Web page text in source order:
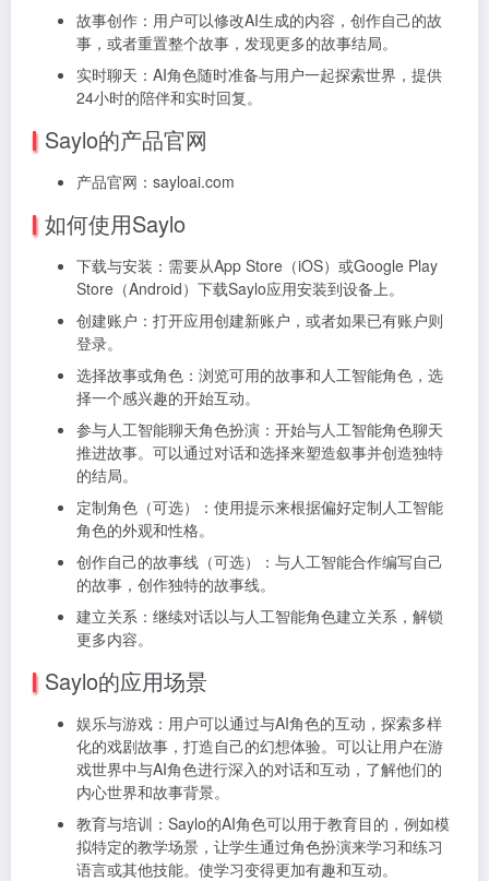
故事创作：用户可以修改AI生成的内容，创作自己的故
事，或者重置整个故事，发现更多的故事结局。
实时聊天：AI角色随时准备与用户一起探索世界，提供
24小时的陪伴和实时回复。
Saylo的产品官网
产品官网：sayloai.com
如何使用Saylo
下载与安装：需要从App Store（iOS）或Google Play
Store（Android）下载Saylo应用安装到设备上。
创建账户：打开应用创建新账户，或者如果已有账户则
登录。
选择故事或角色：浏览可用的故事和人工智能角色，选
择一个感兴趣的开始互动。
参与人工智能聊天角色扮演：开始与人工智能角色聊天
推进故事。可以通过对话和选择来塑造叙事并创造独特
的结局。
定制角色（可选）：使用提示来根据偏好定制人工智能
角色的外观和性格。
创作自己的故事线（可选）：与人工智能合作编写自己
的故事，创作独特的故事线。
建立关系：继续对话以与人工智能角色建立关系，解锁
更多内容。
Saylo的应用场景
娱乐与游戏：用户可以通过与AI角色的互动，探索多样
化的戏剧故事，打造自己的幻想体验。可以让用户在游
戏世界中与AI角色进行深入的对话和互动，了解他们的
内心世界和故事背景。
教育与培训：Saylo的AI角色可以用于教育目的，例如模
拟特定的教学场景，让学生通过角色扮演来学习和练习
语言或其他技能。使学习变得更加有趣和互动。